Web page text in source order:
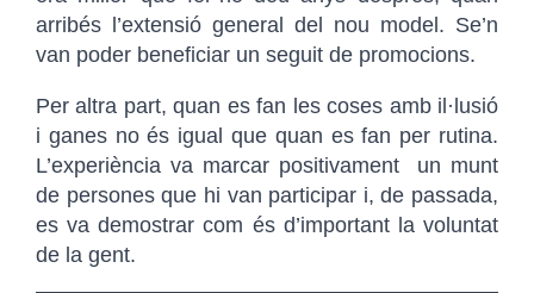
Gestionar el consentiment
arribés l’extensió general del nou model. Se’n
van poder beneficiar un seguit de promocions.
Per altra part, quan es fan les coses amb il·lusió
i ganes no és igual que quan es fan per rutina.
L’experiència va marcar positivament un munt
de persones que hi van participar i, de passada,
es va demostrar com és d’important la voluntat
de la gent.